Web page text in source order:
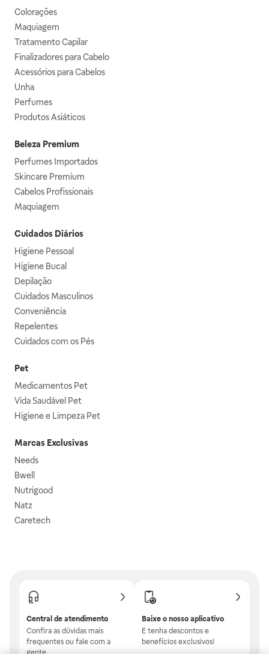
Colorações
Maquiagem
Tratamento Capilar
Finalizadores para Cabelo
Acessórios para Cabelos
Unha
Perfumes
Produtos Asiáticos
Beleza Premium
Perfumes Importados
Skincare Premium
Cabelos Profissionais
Maquiagem
Cuidados Diários
Higiene Pessoal
Higiene Bucal
Depilação
Cuidados Masculinos
Conveniência
Repelentes
Cuidados com os Pés
Pet
Medicamentos Pet
Vida Saudável Pet
Higiene e Limpeza Pet
Marcas Exclusivas
Needs
Bwell
Nutrigood
Natz
Caretech
Central de atendimento
Confira as dúvidas mais
frequentes ou fale com a
gente.
Baixe o nosso aplicativo
E tenha descontos e
benefícios exclusivos!